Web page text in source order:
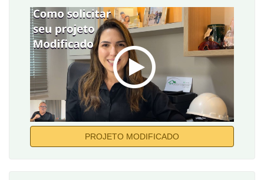
PROJETO MODIFICADO